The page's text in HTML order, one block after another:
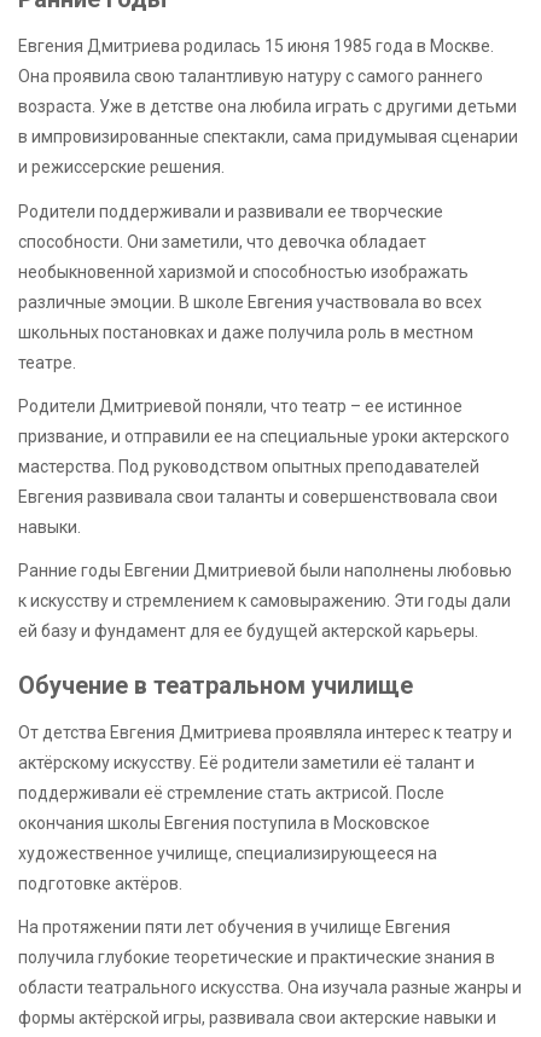
Евгения Дмитриева родилась 15 июня 1985 года в Москве.
Она проявила свою талантливую натуру с самого раннего
возраста. Уже в детстве она любила играть с другими детьми
в импровизированные спектакли, сама придумывая сценарии
и режиссерские решения.
Родители поддерживали и развивали ее творческие
способности. Они заметили, что девочка обладает
необыкновенной харизмой и способностью изображать
различные эмоции. В школе Евгения участвовала во всех
школьных постановках и даже получила роль в местном
театре.
Родители Дмитриевой поняли, что театр – ее истинное
призвание, и отправили ее на специальные уроки актерского
мастерства. Под руководством опытных преподавателей
Евгения развивала свои таланты и совершенствовала свои
навыки.
Ранние годы Евгении Дмитриевой были наполнены любовью
к искусству и стремлением к самовыражению. Эти годы дали
ей базу и фундамент для ее будущей актерской карьеры.
Обучение в театральном училище
От детства Евгения Дмитриева проявляла интерес к театру и
актёрскому искусству. Её родители заметили её талант и
поддерживали её стремление стать актрисой. После
окончания школы Евгения поступила в Московское
художественное училище, специализирующееся на
подготовке актёров.
На протяжении пяти лет обучения в училище Евгения
получила глубокие теоретические и практические знания в
области театрального искусства. Она изучала разные жанры и
формы актёрской игры, развивала свои актерские навыки и